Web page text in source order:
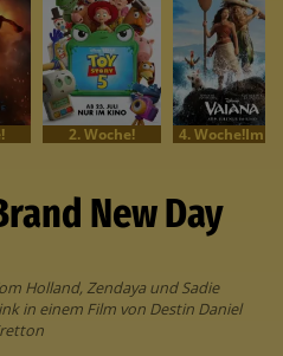
2. Woche!
New Day
Holland, Zendaya und Sadie
in einem Film von Destin Daniel